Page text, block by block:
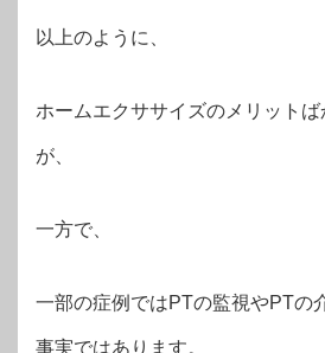
以上のように、
ホームエクササイズのメリット
が、
一方で、
一部の症例ではPTの監視やPTの
事実ではあります。